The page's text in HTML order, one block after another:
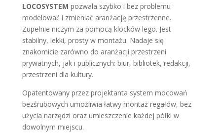
LOCOSYSTEM pozwala szybko i bez problemu
modelować i zmieniać aranżację przestrzenne.
Zupełnie niczym za pomocą klocków lego. Jest
stabilny, lekki, prosty w montażu. Nadaje się
znakomicie zarówno do aranżacji przestrzeni
prywatnych, jak i publicznych: biur, bibliotek, redakcji,
przestrzeni dla kultury.
Opatentowany przez projektanta system mocowań
bezśrubowych umożliwia łatwy montaż regałów, bez
użycia narzędzi oraz umieszczenie każdej półki w
dowolnym miejscu.